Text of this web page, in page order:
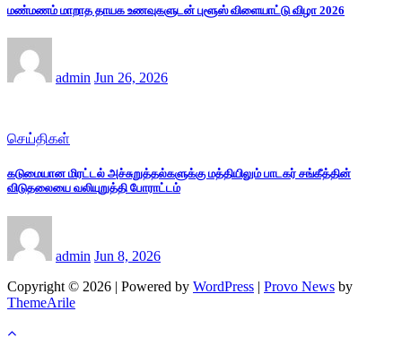
மண்மணம் மாறாத தாயக உணவுகளுடன் புளூஸ் விளையாட்டு விழா 2026
admin Jun 26, 2026
செய்திகள்
கடுமையான மிரட்டல் அச்சுறுத்தல்களுக்கு மத்தியிலும் பாடகர் சங்கீத்தின்
விடுதலையை வலியுறுத்தி போராட்டம்
admin Jun 8, 2026
Copyright © 2026 | Powered by WordPress | Provo News by
ThemeArile